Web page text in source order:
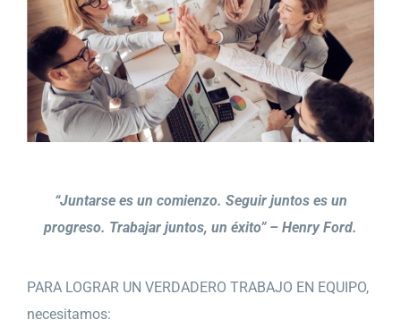
“Juntarse es un comienzo. Seguir juntos es un
progreso. Trabajar juntos, un éxito” – Henry Ford.
PARA LOGRAR UN VERDADERO TRABAJO EN EQUIPO,
necesitamos: